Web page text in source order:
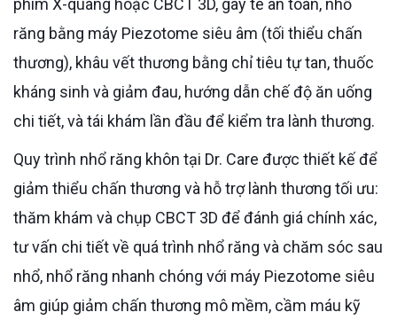
phim X-quang hoặc CBCT 3D, gây tê an toàn, nhổ
răng bằng máy Piezotome siêu âm (tối thiểu chấn
thương), khâu vết thương bằng chỉ tiêu tự tan, thuốc
kháng sinh và giảm đau, hướng dẫn chế độ ăn uống
chi tiết, và tái khám lần đầu để kiểm tra lành thương.
Quy trình nhổ răng khôn tại Dr. Care được thiết kế để
giảm thiểu chấn thương và hỗ trợ lành thương tối ưu:
thăm khám và chụp CBCT 3D để đánh giá chính xác,
tư vấn chi tiết về quá trình nhổ răng và chăm sóc sau
nhổ, nhổ răng nhanh chóng với máy Piezotome siêu
âm giúp giảm chấn thương mô mềm, cầm máu kỹ